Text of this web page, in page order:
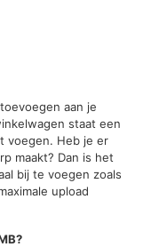
aan je
staat een
voegen. Heb je er
maakt? Dan is het
bij te voegen zoals
upload